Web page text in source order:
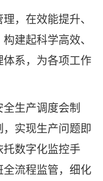
，在效能提升、
建起科学高效、
系，为各项工作
生产调度会制
实现生产问题即
数字化监控手
流程监管，细化